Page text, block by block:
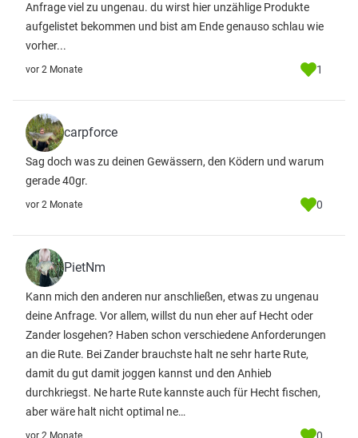
Anfrage viel zu ungenau. du wirst hier unzählige Produkte
aufgelistet bekommen und bist am Ende genauso schlau wie
vorher...
vor 2 Monate 1
carpforce
Sag doch was zu deinen Gewässern, den Ködern und warum
gerade 40gr.
vor 2 Monate 0
PietNm
Kann mich den anderen nur anschließen, etwas zu ungenau
deine Anfrage. Vor allem, willst du nun eher auf Hecht oder
Zander losgehen? Haben schon verschiedene Anforderungen
an die Rute. Bei Zander brauchste halt ne sehr harte Rute,
damit du gut damit joggen kannst und den Anhieb
durchkriegst. Ne harte Rute kannste auch für Hecht fischen,
aber wäre halt nicht optimal ne…
vor 2 Monate